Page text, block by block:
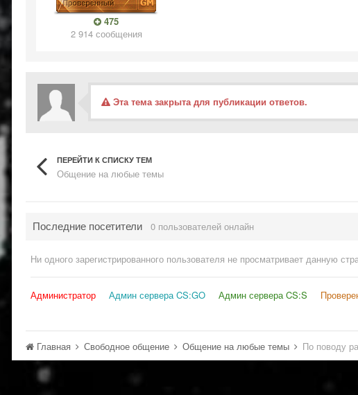
475
2 914 сообщения
Эта тема закрыта для публикации ответов.
ПЕРЕЙТИ К СПИСКУ ТЕМ
Общение на любые темы
Последние посетители 0 пользователей онлайн
Ни одного зарегистрированного пользователя не просматривает данную
Администратор Админ сервера CS:GO Админ сервера CS:S
Главная Свободное общение Общение на любые темы По поводу